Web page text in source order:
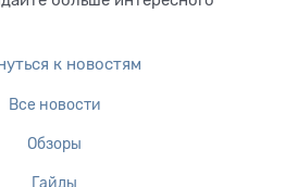
к новостям
Все новости
Обзоры
Гайды